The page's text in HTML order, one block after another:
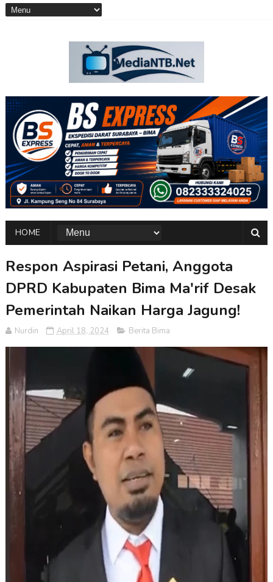
HOME
Respon Aspirasi Petani, Anggota
DPRD Kabupaten Bima Ma'rif Desak
Pemerintah Naikan Harga Jagung!
Nurdin April 18, 2024 Berita Bima